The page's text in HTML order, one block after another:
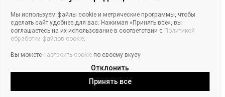
Мы используем файлы cookie и метрические программы, чтобы
сделать сайт удобнее для вас. Нажимая «Принять все», вы
соглашаетесь на их использование в соответствии с Политикой
обработки файлов cookie.
Вы можете настроить cookie по своему вкусу
Отклонить
Принять все